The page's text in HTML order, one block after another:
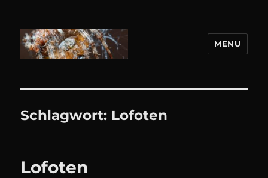
MENU
Schlagwort: Lofoten
Lofoten